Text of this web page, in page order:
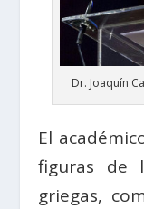
Dr. Joaquín
El
figuras de
griegas,